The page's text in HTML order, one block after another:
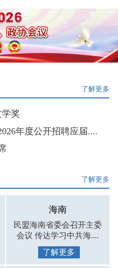
了解更多
奖
年度公开招聘应届....
了解更多
海南
民盟海南省委会召开主委
会议 传达学习中共海....
了解更多